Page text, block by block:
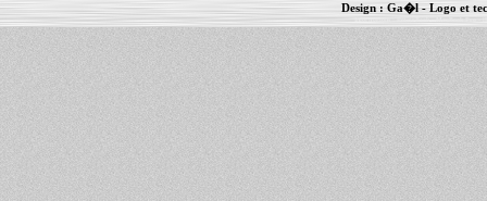
Design : Ga�l- Logo et